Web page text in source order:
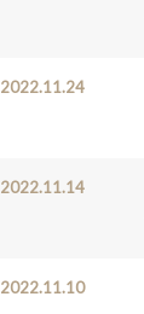
2022.11.24
2022.11.14
2022.11.10